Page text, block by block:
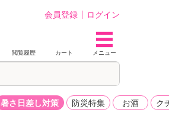
会員登録 ログイン
閲覧履歴 カート メニュー
暑さ日差し対策 防災特集 お酒 ク